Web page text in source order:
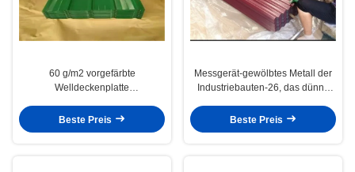
60 g/m2 vorgefärbte
Welldeckenplatte
Beste Preis
Messgerät-gewölbtes Metall der
Industriebauten-26, das dünne
Beste Preis